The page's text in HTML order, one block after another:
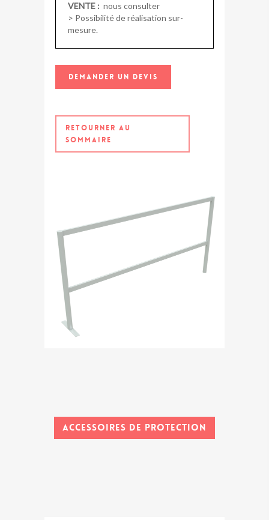
VENTE : nous consulter
> Possibilité de réalisation sur-
mesure.
DEMANDER UN DEVIS
RETOURNER AU
SOMMAIRE
Accessoires de protection